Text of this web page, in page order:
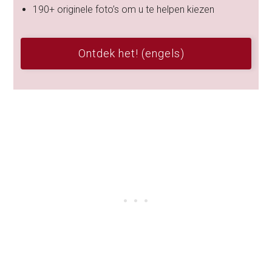
190+ originele foto’s om u te helpen kiezen
Ontdek het! (engels)